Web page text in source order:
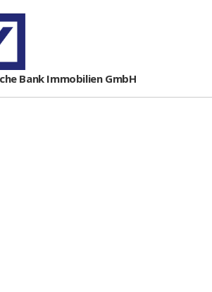
Bank Immobilien GmbH